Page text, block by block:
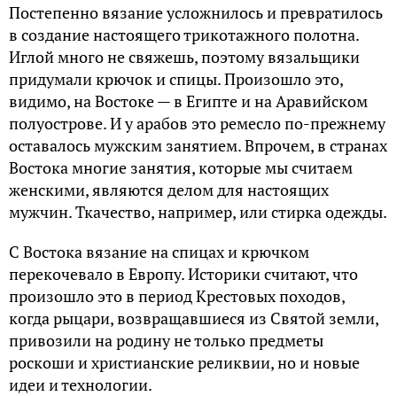
Постепенно вязание усложнилось и превратилось
в создание настоящего трикотажного полотна.
Иглой много не свяжешь, поэтому вязальщики
придумали крючок и спицы. Произошло это,
видимо, на Востоке — в Египте и на Аравийском
полуострове. И у арабов это ремесло по-прежнему
оставалось мужским занятием. Впрочем, в странах
Востока многие занятия, которые мы считаем
женскими, являются делом для настоящих
мужчин. Ткачество, например, или стирка одежды.
С Востока вязание на спицах и крючком
перекочевало в Европу. Историки считают, что
произошло это в период Крестовых походов,
когда рыцари, возвращавшиеся из Святой земли,
привозили на родину не только предметы
роскоши и христианские реликвии, но и новые
идеи и технологии.